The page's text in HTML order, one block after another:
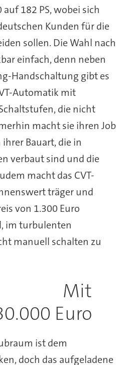
182 PS, wobei sich
Kunden für die
sollen. Die Wahl nach
einfach, denn neben
Handschaltung gibt es
Automatik mit
die nicht
macht sie ihren Job
Bauart, die in
verbaut sind und die
macht das CVT-
träger und
von 1.300 Euro
im turbulenten
manuell schalten zu
Mit
Euro
ist dem
doch das aufgeladene